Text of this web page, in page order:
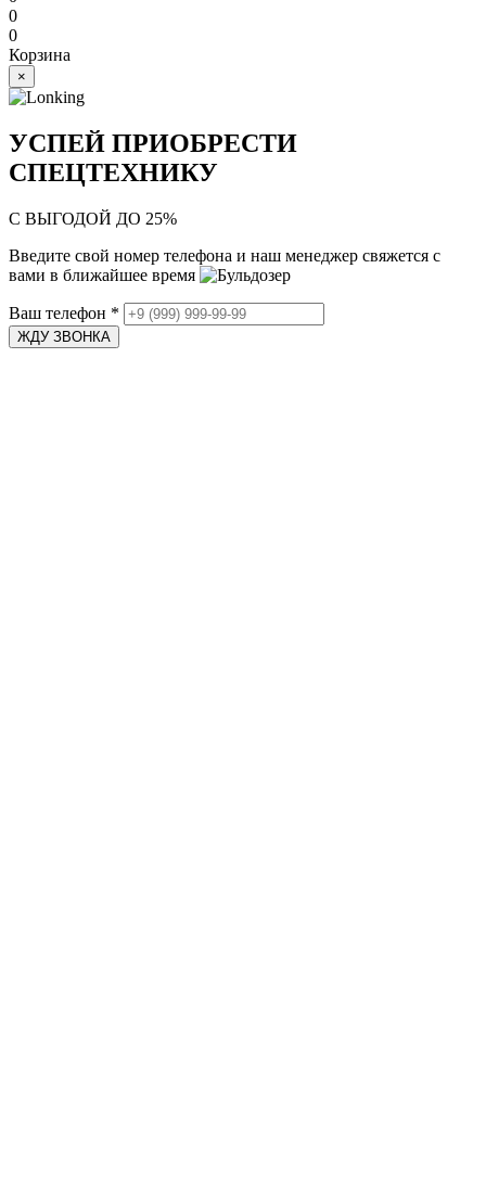
0
0
Корзина
×
УСПЕЙ ПРИОБРЕСТИ
СПЕЦТЕХНИКУ
С ВЫГОДОЙ ДО 25%
Введите свой номер телефона и наш менеджер свяжется с
вами в ближайшее время
Ваш телефон *